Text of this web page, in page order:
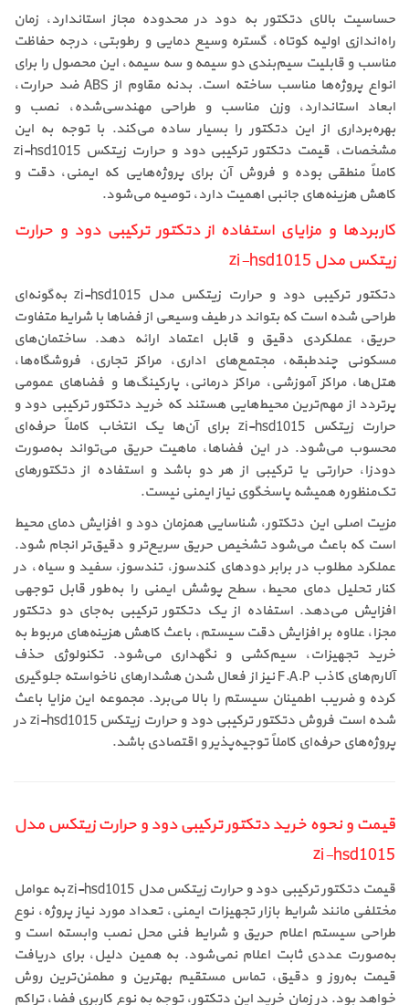
حساسیت بالای دتکتور به دود در محدوده مجاز استاندارد، زمان
راه‌اندازی اولیه کوتاه، گستره وسیع دمایی و رطوبتی، درجه حفاظت
مناسب و قابلیت سیم‌بندی دو سیمه و سه سیمه، این محصول را برای
انواع پروژه‌ها مناسب ساخته است. بدنه مقاوم از ABS ضد حرارت،
ابعاد استاندارد، وزن مناسب و طراحی مهندسی‌شده، نصب و
بهره‌برداری از این دتکتور را بسیار ساده می‌کند. با توجه به این
مشخصات، قیمت دتکتور ترکیبی دود و حرارت زیتکس zi-hsd1015
کاملاً منطقی بوده و فروش آن برای پروژه‌هایی که ایمنی، دقت و
کاهش هزینه‌های جانبی اهمیت دارد، توصیه می‌شود.
کاربردها و مزایای استفاده از دتکتور ترکیبی دود و حرارت
زیتکس مدل zi-hsd1015
دتکتور ترکیبی دود و حرارت زیتکس مدل zi-hsd1015 به‌گونه‌ای
طراحی شده است که بتواند در طیف وسیعی از فضاها با شرایط متفاوت
حریق، عملکردی دقیق و قابل اعتماد ارائه دهد. ساختمان‌های
مسکونی چندطبقه، مجتمع‌های اداری، مراکز تجاری، فروشگاه‌ها،
هتل‌ها، مراکز آموزشی، مراکز درمانی، پارکینگ‌ها و فضاهای عمومی
پرتردد از مهم‌ترین محیط‌هایی هستند که خرید دتکتور ترکیبی دود و
حرارت زیتکس zi-hsd1015 برای آن‌ها یک انتخاب کاملاً حرفه‌ای
محسوب می‌شود. در این فضاها، ماهیت حریق می‌تواند به‌صورت
دودزا، حرارتی یا ترکیبی از هر دو باشد و استفاده از دتکتورهای
تک‌منظوره همیشه پاسخگوی نیاز ایمنی نیست.
مزیت اصلی این دتکتور، شناسایی همزمان دود و افزایش دمای محیط
است که باعث می‌شود تشخیص حریق سریع‌تر و دقیق‌تر انجام شود.
عملکرد مطلوب در برابر دودهای کندسوز، تندسوز، سفید و سیاه، در
کنار تحلیل دمای محیط، سطح پوشش ایمنی را به‌طور قابل توجهی
افزایش می‌دهد. استفاده از یک دتکتور ترکیبی به‌جای دو دتکتور
مجزا، علاوه بر افزایش دقت سیستم، باعث کاهش هزینه‌های مربوط به
خرید تجهیزات، سیم‌کشی و نگهداری می‌شود. تکنولوژی حذف
آلارم‌های کاذب F.A.P نیز از فعال شدن هشدارهای ناخواسته جلوگیری
کرده و ضریب اطمینان سیستم را بالا می‌برد. مجموعه این مزایا باعث
شده است فروش دتکتور ترکیبی دود و حرارت زیتکس zi-hsd1015 در
پروژه‌های حرفه‌ای کاملاً توجیه‌پذیر و اقتصادی باشد.
قیمت و نحوه خرید دتکتور ترکیبی دود و حرارت زیتکس مدل
zi-hsd1015
قیمت دتکتور ترکیبی دود و حرارت زیتکس مدل zi-hsd1015 به عوامل
مختلفی مانند شرایط بازار تجهیزات ایمنی، تعداد مورد نیاز پروژه، نوع
طراحی سیستم اعلام حریق و شرایط فنی محل نصب وابسته است و
به‌صورت عددی ثابت اعلام نمی‌شود. به همین دلیل، برای دریافت
قیمت به‌روز و دقیق، تماس مستقیم بهترین و مطمئن‌ترین روش
خواهد بود. در زمان خرید این دتکتور، توجه به نوع کاربری فضا، تراکم